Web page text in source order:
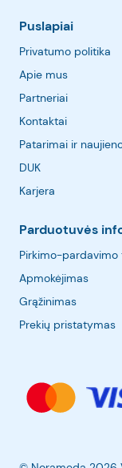
Puslapiai
Privatumo politika
Apie mus
Partneriai
Kontaktai
Patarimai ir
DUK
Karjera
Parduotuvės
Pirkimo-pardavimo
Apmokėjimas
Grąžinimas
Prekių pristatymas